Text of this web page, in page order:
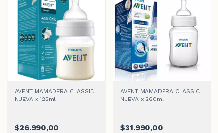
AVENT MAMADERA CLASSIC
NUEVA x 125ml
$26.990,00
AVENT MAMADERA CLASSIC
NUEVA x 260ml
$31.990,00